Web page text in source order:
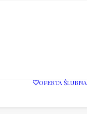
OFERTA ŚLUBNA